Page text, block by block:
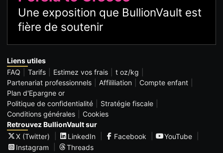
Une exposition que BullionVault est
fière de soutenir
Liens utiles
FAQ
Tarifs Estimez vos frais
t oz/kg
Partenariat professionnels
Affililiation
Compte enfant
Plan d'Epargne or
Politique de confidentialité
Stratégie fiscale
Conditions générales
Cookies
Retrouvez BullionVault sur
X (Twitter)
LinkedIn Facebook
YouTube
Instagram
Threads